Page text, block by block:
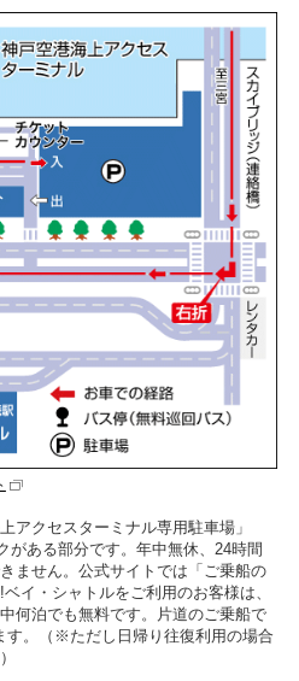
アクセスターミナル専用駐車場」
がある部分です。年中無休、24時間
ません。公式サイトでは「ご乗船の
イ・シャトルをご利用のお客様は、
何泊でも無料です。片道のご乗船で
す。（※ただし日帰り往復利用の場合